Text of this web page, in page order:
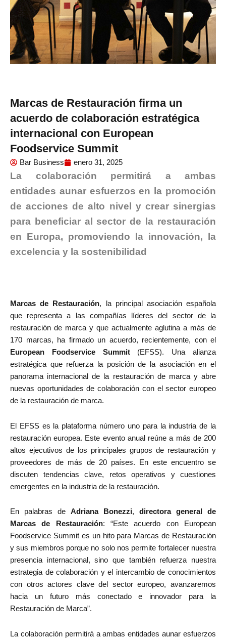
Marcas de Restauración firma un
acuerdo de colaboración estratégica
internacional con European
Foodservice Summit
Bar Business enero 31, 2025
La colaboración permitirá a ambas
entidades aunar esfuerzos en la promoción
de acciones de alto nivel y crear sinergias
para beneficiar al sector de la restauración
en Europa, promoviendo la innovación, la
excelencia y la sostenibilidad
Marcas de Restauración, la principal asociación española
que representa a las compañías líderes del sector de la
restauración de marca y que actualmente aglutina a más de
170 marcas, ha firmado un acuerdo, recientemente, con el
European Foodservice Summit(EFSS). Una alianza
estratégica que refuerza la posición de la asociación en el
panorama internacional de la restauración de marca y abre
nuevas oportunidades de colaboración con el sector europeo
de la restauración de marca.
El EFSS es la plataforma número uno para la industria de la
restauración europea. Este evento anual reúne a más de 200
altos ejecutivos de los principales grupos de restauración y
proveedores de más de 20 países. En este encuentro se
discuten tendencias clave, retos operativos y cuestiones
emergentes en la industria de la restauración.
En palabras de Adriana Bonezzi, directora general de
Marcas de Restauración: “Este acuerdo con European
Foodservice Summit es un hito para Marcas de Restauración
y sus miembros porque no solo nos permite fortalecer nuestra
presencia internacional, sino que también refuerza nuestra
estrategia de colaboración y el intercambio de conocimientos
con otros actores clave del sector europeo, avanzaremos
hacia un futuro más conectado e innovador para la
Restauración de Marca”.
La colaboración permitirá a ambas entidades aunar esfuerzos